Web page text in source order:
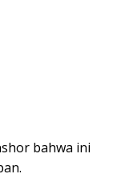
bahwa ini